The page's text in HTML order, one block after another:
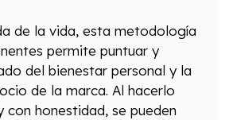
de la vida, esta metodología
permite puntuar y
del bienestar personal y la
de la marca. Al hacerlo
con honestidad, se pueden